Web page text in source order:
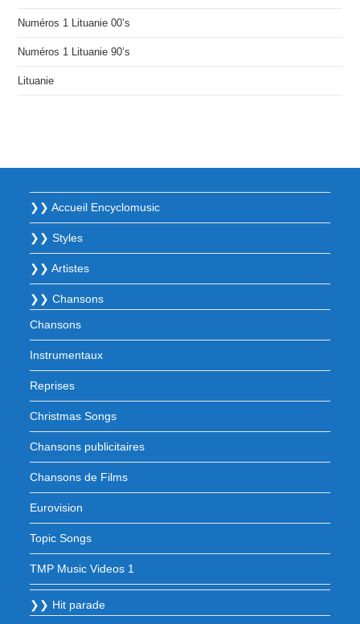
Numéros 1 Lituanie 00’s
Numéros 1 Lituanie 90’s
Lituanie
❯❯ Accueil Encyclomusic
❯❯ Styles
❯❯ Artistes
❯❯ Chansons
Chansons
Instrumentaux
Reprises
Christmas Songs
Chansons publicitaires
Chansons de Films
Eurovision
Topic Songs
TMP Music Videos 1
❯❯ Hit parade